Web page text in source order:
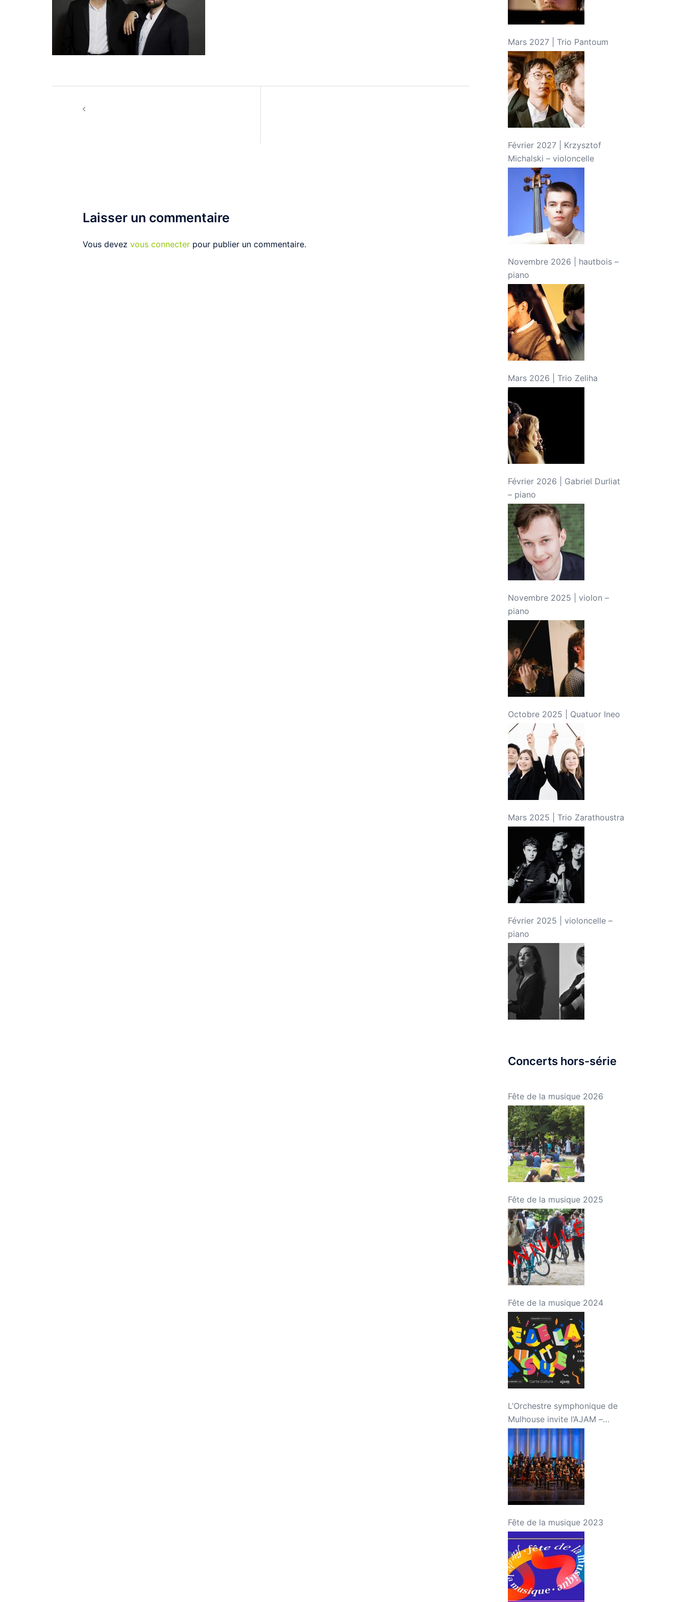
d’article
Laisser un commentaire
Vous devez vous connecter pour publier un commentaire.
Mars 2027 | Trio Pantoum
Février 2027 | Krzysztof
Michalski – violoncelle
Novembre 2026 | hautbois –
piano
Mars 2026 | Trio Zeliha
Février 2026 | Gabriel Durliat
– piano
Novembre 2025 | violon –
piano
Octobre 2025 | Quatuor Ineo
Mars 2025 | Trio Zarathoustra
Février 2025 | violoncelle –
piano
Concerts hors-série
Fête de la musique 2026
Fête de la musique 2025
Fête de la musique 2024
L’Orchestre symphonique de
Mulhouse invite l’AJAM –
Concert « Jeunes talents »
Fête de la musique 2023